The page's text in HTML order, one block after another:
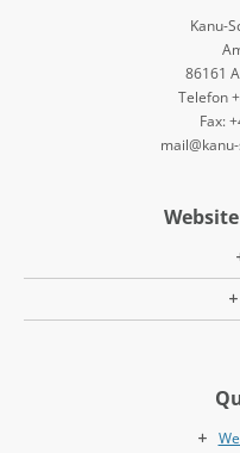
Kanu-
86161
Telefon
Fax: